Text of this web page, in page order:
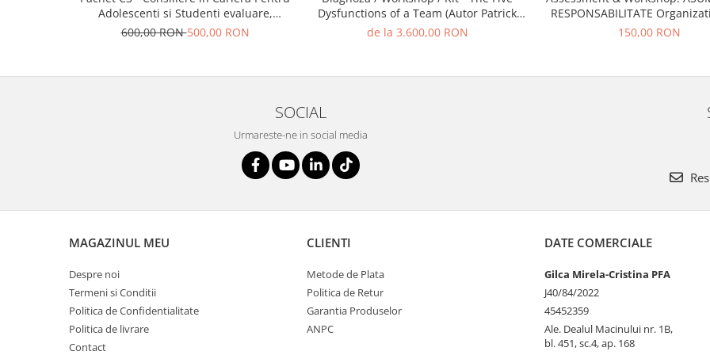
Adolescenti si Studenti evaluare,
consiliere, indrumare
600,00 RON500,00 RON
Dysfunctions of a Team (Autor Patrick
Lencioni) / Trainer - Mirela Minciu (sau
de la 3.600,00 RON
RESPONSABILITATE
ACCOUNTABILITY
150,00 RON
SOCIAL
Urmareste-ne in social media
MAGAZINUL MEU
Despre noi
Termeni si Conditii
Politica de Confidentialitate
Politica de livrare
Contact
CLIENTI
Metode de Plata
Politica de Retur
Garantia Produselor
ANPC
DATE COMERCIALE
Gilca Mirela-Cristina PFA
J40/84/2022
45452359
Ale. Dealul Macinului nr. 1B,
bl. 451, sc.4, ap. 168